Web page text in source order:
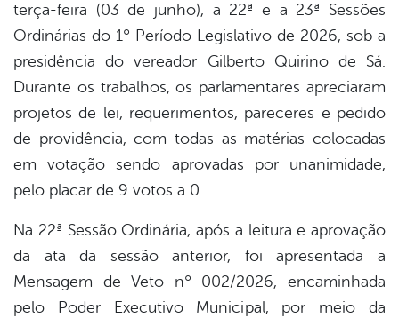
terça-feira (03 de junho), a 22ª e a 23ª Sessões
Ordinárias do 1º Período Legislativo de 2026, sob a
presidência do vereador Gilberto Quirino de Sá.
Durante os trabalhos, os parlamentares apreciaram
projetos de lei, requerimentos, pareceres e pedido
de providência, com todas as matérias colocadas
em votação sendo aprovadas por unanimidade,
pelo placar de 9 votos a 0.
Na 22ª Sessão Ordinária, após a leitura e aprovação
da ata da sessão anterior, foi apresentada a
Mensagem de Veto nº 002/2026, encaminhada
pelo Poder Executivo Municipal, por meio da